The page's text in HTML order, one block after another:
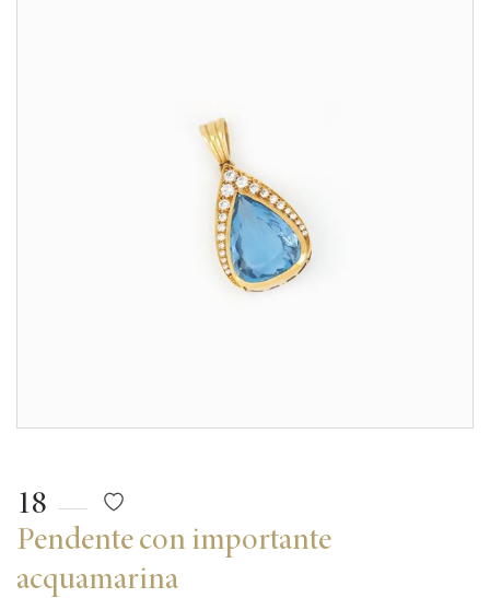
18
Pendente con importante
acquamarina